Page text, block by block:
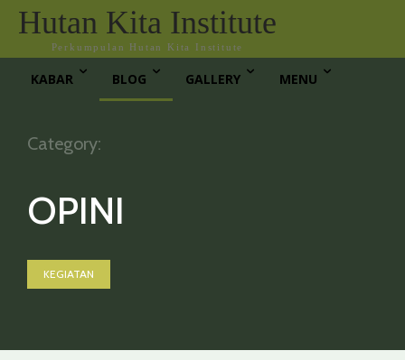
Hutan Kita Institute
Perkumpulan Hutan Kita Institute
KABAR BLOG GALLERY MENU
Category:
OPINI
KEGIATAN